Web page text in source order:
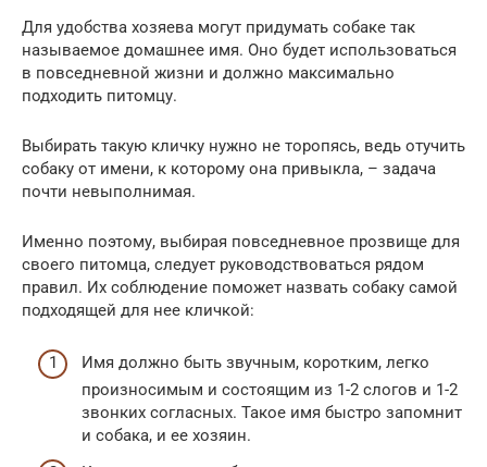
Для удобства хозяева могут придумать собаке так
называемое домашнее имя. Оно будет использоваться
в повседневной жизни и должно максимально
подходить питомцу.
Выбирать такую кличку нужно не торопясь, ведь отучить
собаку от имени, к которому она привыкла, – задача
почти невыполнимая.
Именно поэтому, выбирая повседневное прозвище для
своего питомца, следует руководствоваться рядом
правил. Их соблюдение поможет назвать собаку самой
подходящей для нее кличкой:
Имя должно быть звучным, коротким, легко
произносимым и состоящим из 1-2 слогов и 1-2
звонких согласных. Такое имя быстро запомнит
и собака, и ее хозяин.